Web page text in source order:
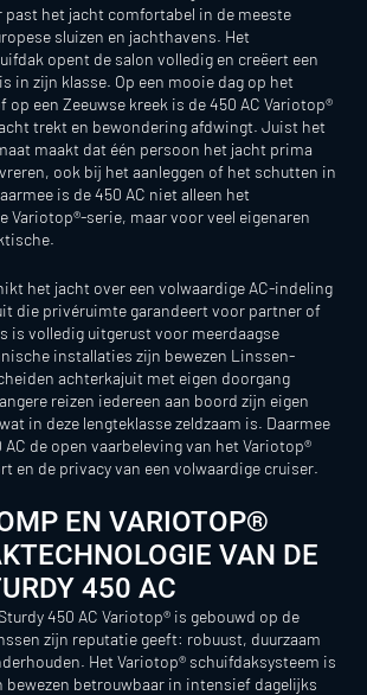
past het jacht comfortabel in de meeste
sluizen en jachthavens. Het
opent de salon volledig en creëert een
in zijn klasse. Op een mooie dag op het
op een Zeeuwse kreek is de 450 AC Variotop®
trekt en bewondering afdwingt. Juist het
maakt dat één persoon het jacht prima
ook bij het aanleggen of het schutten in
is de 450 AC niet alleen het
Variotop®-serie, maar voor veel eigenaren
het jacht over een volwaardige AC-indeling
die privéruimte garandeert voor partner of
is volledig uitgerust voor meerdaagse
installaties zijn bewezen Linssen-
achterkajuit met eigen doorgang
reizen iedereen aan boord zijn eigen
in deze lengteklasse zeldzaam is. Daarmee
de open vaarbeleving van het Variotop®
en de privacy van een volwaardige cruiser.
EN VARIOTOP®
VAN DE
450 AC
450 AC Variotop® is gebouwd op de
zijn reputatie geeft: robuust, duurzaam
Het Variotop® schuifdaksysteem is
bewezen betrouwbaar in intensief dagelijks